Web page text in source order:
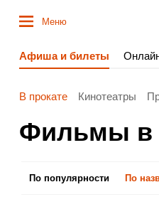
Меню
Афиша и билеты
В прокате Кинотеатры
Фильмы в
По популярности По